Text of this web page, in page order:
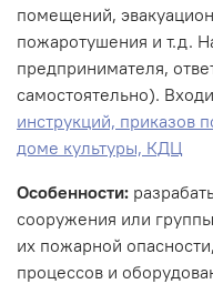
помещений,
пожаротушения и т.д.
предпринимателя,
самостоятельно).
инструкций, приказов
доме культуры, КДЦ
Особенности:
сооружения или
их пожарной
процессов и